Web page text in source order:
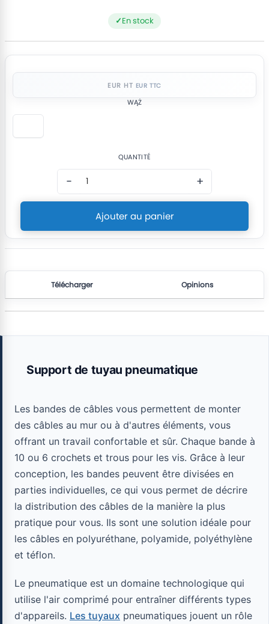
En stock
EUR HT
WĄŻ
QUANTITÉ
− +
Ajouter au panier
Télécharger Opinions
Support de tuyau pneumatique
Les bandes de câbles vous permettent de monter
des câbles au mur ou à d'autres éléments, vous
offrant un travail confortable et sûr. Chaque bande à
10 ou 6 crochets et trous pour les vis. Grâce à leur
conception, les bandes peuvent être divisées en
parties individuelles, ce qui vous permet de décrire
la distribution des câbles de la manière la plus
pratique pour vous. Ils sont une solution idéale pour
les câbles en polyuréthane, polyamide, polyéthylène
et téflon.
Le pneumatique est un domaine technologique qui
utilise l'air comprimé pour entraîner différents types
d'appareils. Les tuyaux pneumatiques jouent un rôle